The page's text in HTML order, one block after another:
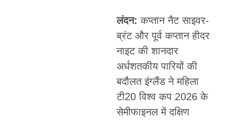
लंदन: कप्तान नैट साइवर-
ब्रंट और पूर्व कप्तान हीदर
नाइट की शानदार
अर्धशतकीय पारियों की
बदौलत इंग्लैंड ने महिला
टी20 विश्व कप 2026 के
सेमीफाइनल में दक्षिण